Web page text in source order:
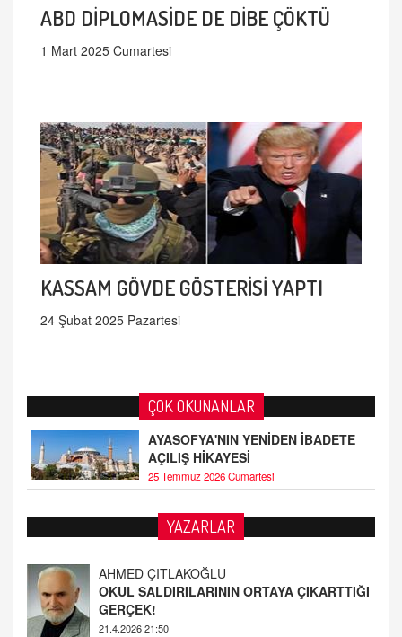
ABD DİPLOMASİDE DE DİBE ÇÖKTÜ
1 Mart 2025 Cumartesi
KASSAM GÖVDE GÖSTERİSİ YAPTI
24 Şubat 2025 Pazartesi
ÇOK OKUNANLAR
AYASOFYA'NIN YENİDEN İBADETE
AÇILIŞ HİKAYESİ
25 Temmuz 2026 Cumartesi
YAZARLAR
Fatih Bayhan
MAARİF MESELEMİZ ÇIKMAZDA!
19.4.2026 09:14